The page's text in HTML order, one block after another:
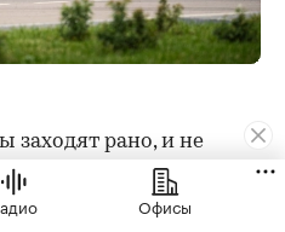
заходят рано, и не
помещения
с витринами на
Офисы